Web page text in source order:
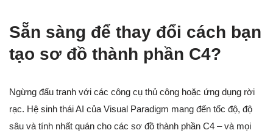
Sẵn sàng để thay đổi cách bạn
tạo sơ đồ thành phần C4?
Ngừng đấu tranh với các công cụ thủ công hoặc ứng dụng rời
rạc. Hệ sinh thái AI của Visual Paradigm mang đến tốc độ, độ
sâu và tính nhất quán cho các sơ đồ thành phần C4 – và mọi